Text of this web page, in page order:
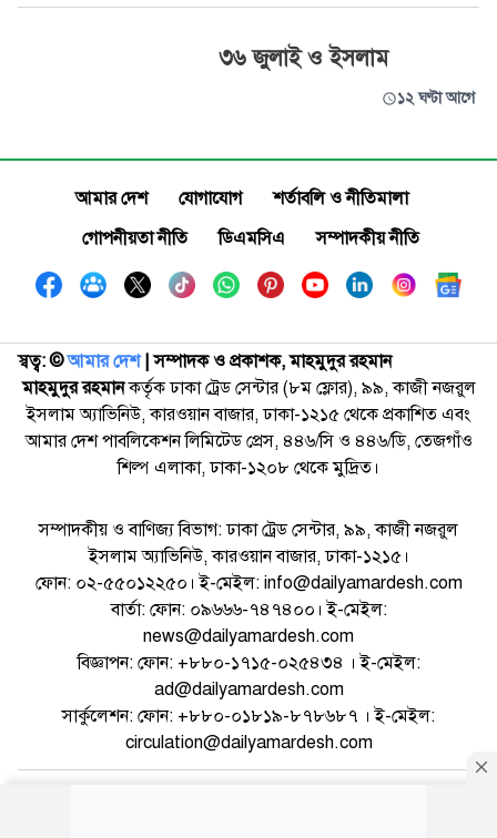
৩৬ জুলাই ও ইসলাম
১২ ঘণ্টা আগে
আমার দেশ যোগাযোগ
শর্তাবলি ও নীতিমালা
গোপনীয়তা নীতি
ডিএমসিএ সম্পাদকীয় নীতি
স্বত্ব: ©️আমার দেশ| সম্পাদক ও প্রকাশক, মাহমুদুর রহমান
মাহমুদুর রহমানকর্তৃক ঢাকা ট্রেড সেন্টার (৮ম ফ্লোর), ৯৯, কাজী নজরুল
ইসলাম অ্যাভিনিউ, কারওয়ান বাজার, ঢাকা-১২১৫ থেকে প্রকাশিত এবং
আমার দেশ পাবলিকেশন লিমিটেড প্রেস, ৪৪৬/সি ও ৪৪৬/ডি, তেজগাঁও
শিল্প এলাকা, ঢাকা-১২০৮ থেকে মুদ্রিত।
সম্পাদকীয় ও বাণিজ্য বিভাগ: ঢাকা ট্রেড সেন্টার, ৯৯, কাজী নজরুল
ইসলাম অ্যাভিনিউ, কারওয়ান বাজার, ঢাকা-১২১৫।
ফোন: ০২-৫৫০১২২৫০। ই-মেইল: info@dailyamardesh.com
বার্তা: ফোন: ০৯৬৬৬-৭৪৭৪০০। ই-মেইল:
news@dailyamardesh.com
বিজ্ঞাপন: ফোন: +৮৮০-১৭১৫-০২৫৪৩৪ । ই-মেইল:
ad@dailyamardesh.com
সার্কুলেশন: ফোন: +৮৮০-০১৮১৯-৮৭৮৬৮৭ । ই-মেইল:
circulation@dailyamardesh.com